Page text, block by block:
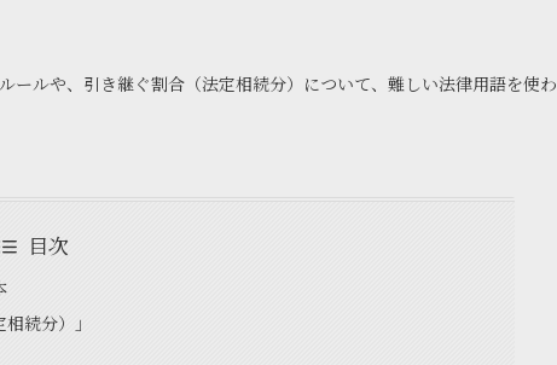
ルや、引き継ぐ割合（法定相続分）について、難しい法律用語を使わ
目次
続分）」